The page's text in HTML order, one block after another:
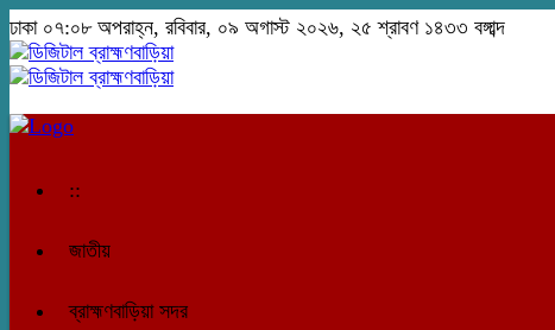
ঢাকা ০৭:০৮ অপরাহ্ন, রবিবার, ০৯ অগাস্ট ২০২৬, ২৫ শ্রাবণ ১৪৩৩ বঙ্গাব্দ
::
জাতীয়
ব্রাহ্মণবাড়িয়া সদর